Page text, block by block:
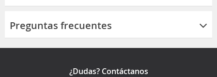
Preguntas frecuentes
¿Dudas? Contáctanos